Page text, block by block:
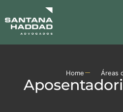
Home Áreas